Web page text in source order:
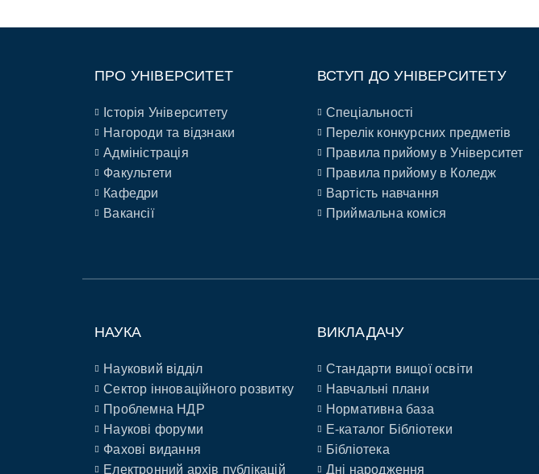
ПРО УНІВЕРСИТЕТ
Історія Університету
Нагороди та відзнаки
Адміністрація
Факультети
Кафедри
Вакансії
ВСТУП ДО УНІВЕРСИТЕТУ
Спеціальності
Перелік конкурсних предметів
Правила прийому в Університет
Правила прийому в Коледж
Вартість навчання
Приймальна коміся
НАУКА
Науковий відділ
Сектор інноваційного розвитку
Проблемна НДР
Наукові форуми
Фахові видання
Електронний архів публікацій
ВИКЛАДАЧУ
Стандарти вищої освіти
Навчальні плани
Нормативна база
E-каталог Бібліотеки
Бібліотека
Дні народження